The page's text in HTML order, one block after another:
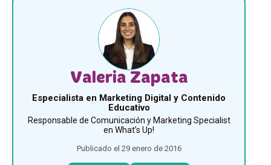
Valeria Zapata
Especialista en Marketing Digital y Contenido
Educativo
Responsable de Comunicación y Marketing Specialist
en What’s Up!
Publicado el 29 enero de 2016